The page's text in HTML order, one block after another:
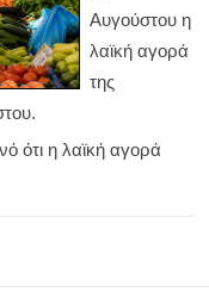
Αυγούστου η
λαϊκή αγορά
της
ότι η λαϊκή αγορά